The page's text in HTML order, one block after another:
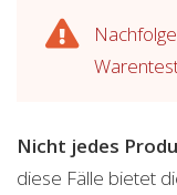
Nicht jedes
diese Fälle bietet